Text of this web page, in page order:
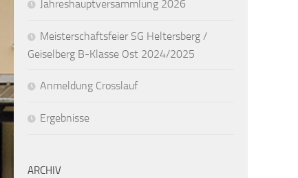
Jahreshauptversammlung 2026
Meisterschaftsfeier SG Heltersberg /
Geiselberg B-Klasse Ost 2024/2025
Anmeldung Crosslauf
Ergebnisse
ARCHIV